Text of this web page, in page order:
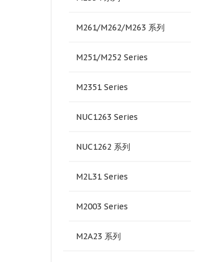
M261/M262/M263 系列
M251/M252 Series
M2351 Series
NUC1263 Series
NUC1262 系列
M2L31 Series
M2003 Series
M2A23 系列